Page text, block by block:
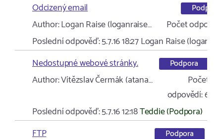
Odcizený email
Podpora
Author:Logan Raise (loganraise…
Počet
Poslední odpověď:5.7.16 18:27Logan Raise
Nedostupné webové stránky.
Podpora
Author:Vítězslav Čermák (atana…
Počet
odpovědí:6
Poslední odpověď:5.7.16 12:18Teddie (Podpora)
FTP
Podpora